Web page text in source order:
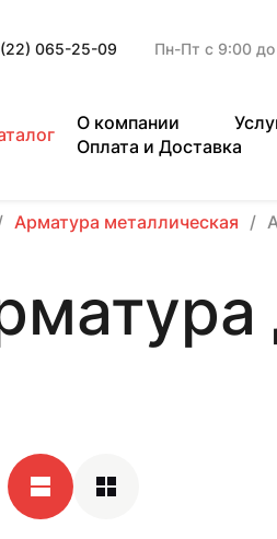
065-25-09 Пн-Пт с 9:00
О компании
Оплата и Доставка
Арматура металлическая